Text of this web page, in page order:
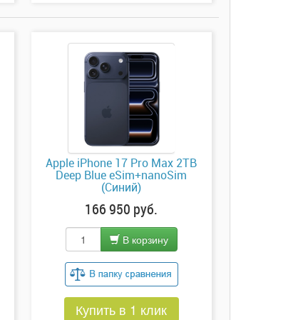
Apple iPhone 17 Pro Max 2TB
Deep Blue eSim+nanoSim
(Синий)
166 950 руб.
В корзину
Купить в 1 клик